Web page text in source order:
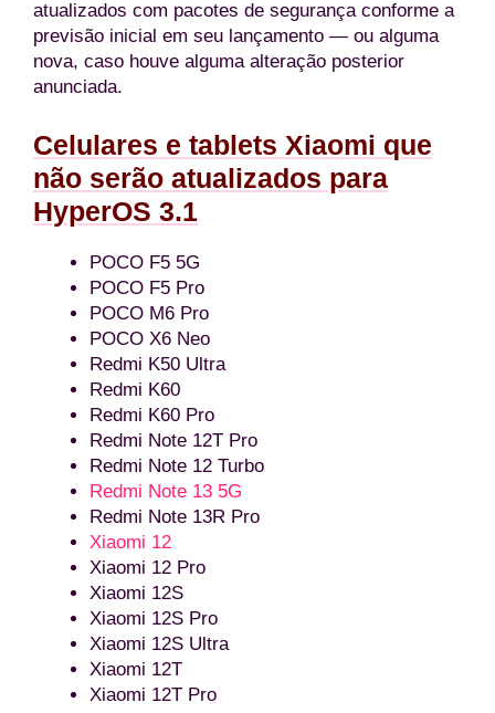
atualizados com pacotes de segurança conforme a
previsão inicial em seu lançamento — ou alguma
nova, caso houve alguma alteração posterior
anunciada.
Celulares e tablets Xiaomi que
não serão atualizados para
HyperOS 3.1
POCO F5 5G
POCO F5 Pro
POCO M6 Pro
POCO X6 Neo
Redmi K50 Ultra
Redmi K60
Redmi K60 Pro
Redmi Note 12T Pro
Redmi Note 12 Turbo
Redmi Note 13 5G
Redmi Note 13R Pro
Xiaomi 12
Xiaomi 12 Pro
Xiaomi 12S
Xiaomi 12S Pro
Xiaomi 12S Ultra
Xiaomi 12T
Xiaomi 12T Pro